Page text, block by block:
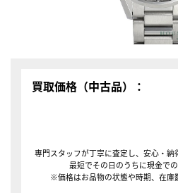
買取価格（中古品）：
専門スタッフが丁寧に査定し、安心・納
最短でその日のうちに現金での
※価格はお品物の状態や時期、在庫